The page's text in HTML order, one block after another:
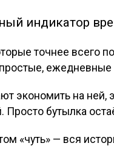
индикатор
точнее всего
простые,
экономить на ней,
Просто бутылка
«чуть» — вся